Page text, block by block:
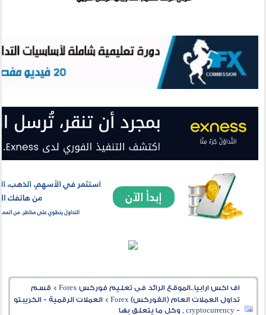
اف اكس ارابيا..الموقع الرائد فى تعليم فوركس Forex > قسم
تداول العملات العام (الفوركس) Forex
>العملات الرقمية - الكريبتو
- cryptocurrency , وكل ما يتعلق بها